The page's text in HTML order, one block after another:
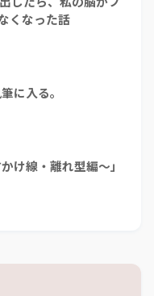
くなった話
に入る。
け線・離れ型編～」